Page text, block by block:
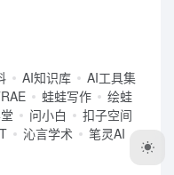
AI知识库
AI工具集
蛙蛙写作
绘蛙
问小白
扣子空间
沁言学术 笔灵AI